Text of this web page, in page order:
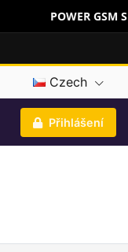
POWER GSM
Czech
Přihlášení